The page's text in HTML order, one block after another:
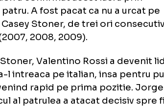
prost.Fara indoiala ca
deoarece am plecat din prima
alta parte motocicleta Ducati s-
a confirmat acest lucru
patru. A fost pacat ca nu a
Casey Stoner, de trei ori
(2007, 2008, 2009).